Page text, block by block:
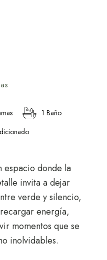
1 Baño
espacio donde la
invita a dejar
verde y silencio,
energía,
momentos que se
inolvidables.